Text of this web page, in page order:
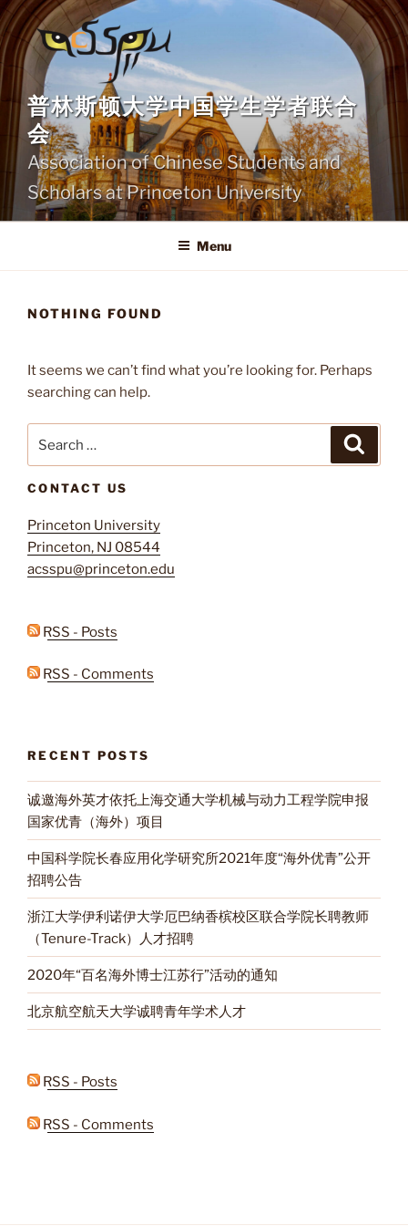
Skip
to
content
普林斯顿大学中国学生学者联合
会
Association of Chinese Students and
Scholars at Princeton University
Menu
NOTHING FOUND
It seems we can’t find what you’re looking for. Perhaps
searching can help.
CONTACT US
Princeton University
Princeton, NJ 08544
acsspu@princeton.edu
RSS - Posts
RSS - Comments
RECENT POSTS
诚邀海外英才依托上海交通大学机械与动力工程学院申报
国家优青（海外）项目
中国科学院长春应用化学研究所2021年度“海外优青”公开
招聘公告
浙江大学伊利诺伊大学厄巴纳香槟校区联合学院长聘教师
（Tenure-Track）人才招聘
2020年“百名海外博士江苏行”活动的通知
北京航空航天大学诚聘青年学术人才
RSS - Posts
RSS - Comments